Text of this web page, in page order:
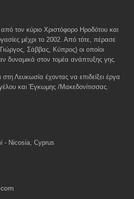
από τον κύριο Χριστόφορο Ηροδότου και
μέχρι το 2002. Από τότε, πέρασε
Σάββας, Κύπρος) οι οποίοι
δυναμικά στον τομέα ανάπτυξης γης.
στη Λευκωσία έχοντας να επιδείξει έργα
και Έγκωμης /Μακεδονίτισσας.
- Nicosia, Cyprus